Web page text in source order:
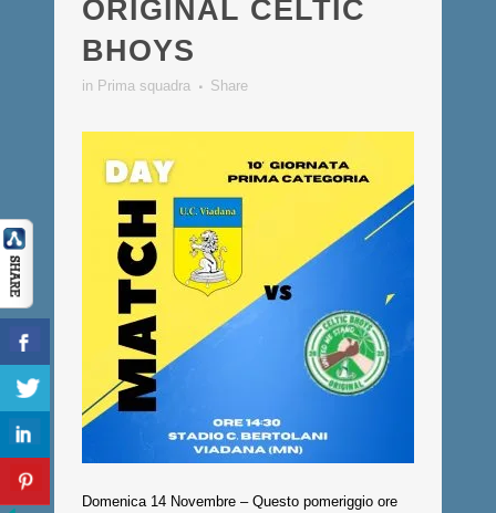
ORIGINAL CELTIC
BHOYS
in Prima squadra Share
Domenica 14 Novembre – Questo pomeriggio ore